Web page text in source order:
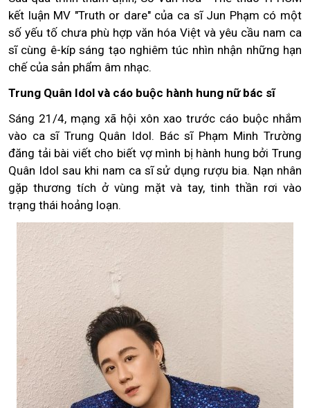
kết luận MV "Truth or dare" của ca sĩ Jun Phạm có một
số yếu tố chưa phù hợp văn hóa Việt và yêu cầu nam ca
sĩ cùng ê-kíp sáng tạo nghiêm túc nhìn nhận những hạn
chế của sản phẩm âm nhạc.
Trung Quân Idol và cáo buộc hành hung nữ bác sĩ
Sáng 21/4, mạng xã hội xôn xao trước cáo buộc nhắm
vào ca sĩ Trung Quân Idol. Bác sĩ Phạm Minh Trường
đăng tải bài viết cho biết vợ mình bị hành hung bởi Trung
Quân Idol sau khi nam ca sĩ sử dụng rượu bia. Nạn nhân
gặp thương tích ở vùng mặt và tay, tinh thần rơi vào
trạng thái hoảng loạn.